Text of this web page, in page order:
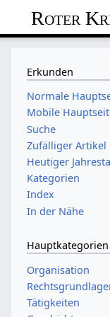
Roter
Erkunden
Normale
Mobile
Suche
Zufälliger Artikel
Heutiger
Kategorien
Index
In der Nähe
Hauptkategorien
Organisation
Tätigkeiten